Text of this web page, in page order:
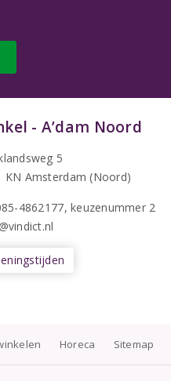
- A’dam Noord
5
KN Amsterdam (Noord)
4862177, keuzenummer 2
Horeca Sitemap